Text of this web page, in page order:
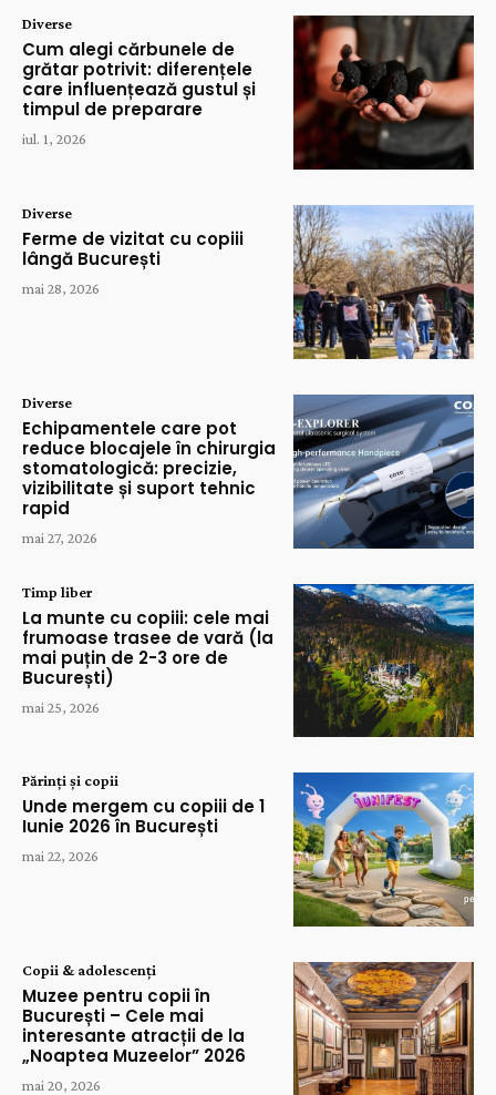
Diverse
Cum alegi cărbunele de
grătar potrivit: diferențele
care influențează gustul și
timpul de preparare
iul. 1, 2026
Diverse
Ferme de vizitat cu copiii
lângă București
mai 28, 2026
Diverse
Echipamentele care pot
reduce blocajele în chirurgia
stomatologică: precizie,
vizibilitate și suport tehnic
rapid
mai 27, 2026
Timp liber
La munte cu copiii: cele mai
frumoase trasee de vară (la
mai puțin de 2-3 ore de
București)
mai 25, 2026
Părinți și copii
Unde mergem cu copiii de 1
Iunie 2026 în București
mai 22, 2026
Copii & adolescenți
Muzee pentru copii în
București – Cele mai
interesante atracții de la
„Noaptea Muzeelor” 2026
mai 20, 2026